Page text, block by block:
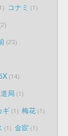
1 コナミ 1
2
23
14
局 1
ギ 1 梅花 1
1 金宦 1